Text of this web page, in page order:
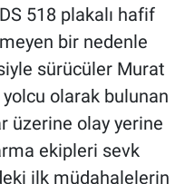
518 plakalı hafif
bir nedenle
sürücüler Murat
olarak bulunan
üzerine olay yerine
ekipleri sevk
ilk müdahalelerin